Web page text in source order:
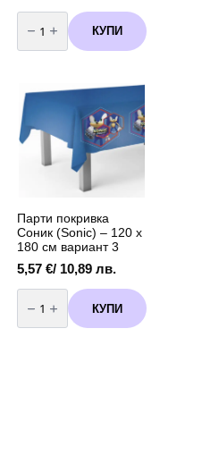
количество
за
Фолиев
балон
92
х
58
см
КУПИ
Парти покривка
Соник (Sonic) – 120 х
180 см вариант 3
5,57 €/ 10,89 лв.
количество
за
Парти
покривка
КУПИ